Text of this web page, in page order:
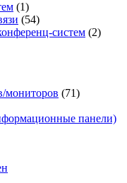
(1)
(54)
систем (2)
мониторов (71)
панели)